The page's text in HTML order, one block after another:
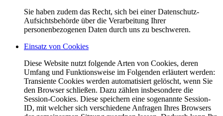
Sie haben zudem das Recht, sich bei einer Datenschutz-
Aufsichtsbehörde über die Verarbeitung Ihrer
personenbezogenen Daten durch uns zu beschweren.
Einsatz von Cookies
Diese Website nutzt folgende Arten von Cookies, deren
Umfang und Funktionsweise im Folgenden erläutert werden:
Transiente Cookies werden automatisiert gelöscht, wenn Sie
den Browser schließen. Dazu zählen insbesondere die
Session-Cookies. Diese speichern eine sogenannte Session-
ID, mit welcher sich verschiedene Anfragen Ihres Browsers